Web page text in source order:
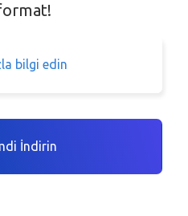
bilgi edin
İndirin